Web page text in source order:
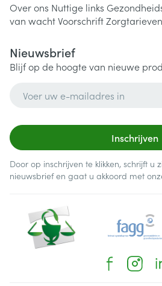
Over ons Nuttige links
van wachtVoorschriftZorgtarieven
Nieuwsbrief
Blijf op de hoogte van nieuwe
Inschrijven
Door op inschrijven te klikken, schrijft u
nieuwsbrief en gaat u akkoord met